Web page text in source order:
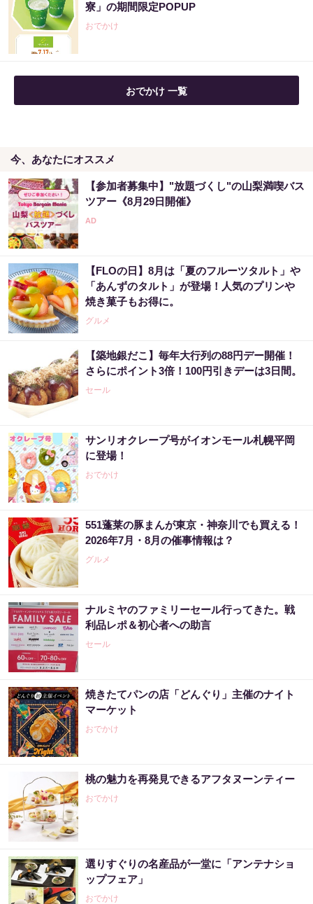
寮」の期間限定POPUP
おでかけ
おでかけ 一覧
今、あなたにオススメ
【参加者募集中】"放題づくし"の山梨満喫バス
ツアー《8月29日開催》
【FLOの日】8月は「夏のフルーツタルト」や
「あんずのタルト」が登場！人気のプリンや
焼き菓子もお得に。
グルメ
【築地銀だこ】毎年大行列の88円デー開催！
さらにポイント3倍！100円引きデーは3日間。
セール
サンリオクレープ号がイオンモール札幌平岡
に登場！
おでかけ
551蓬莱の豚まんが東京・神奈川でも買える！
2026年7月・8月の催事情報は？
グルメ
ナルミヤのファミリーセール行ってきた。戦
利品レポ＆初心者への助言
セール
焼きたてパンの店「どんぐり」主催のナイト
マーケット
おでかけ
桃の魅力を再発見できるアフタヌーンティー
おでかけ
選りすぐりの名産品が一堂に「アンテナショ
ップフェア」
おでかけ